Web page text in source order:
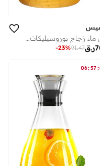
إبريق ماء زجاج بوروسيليكات بغطاء ومصفاة ستانلس ستيل سعة 1800 مل
ر.ق91.47
-23%
06:57 :